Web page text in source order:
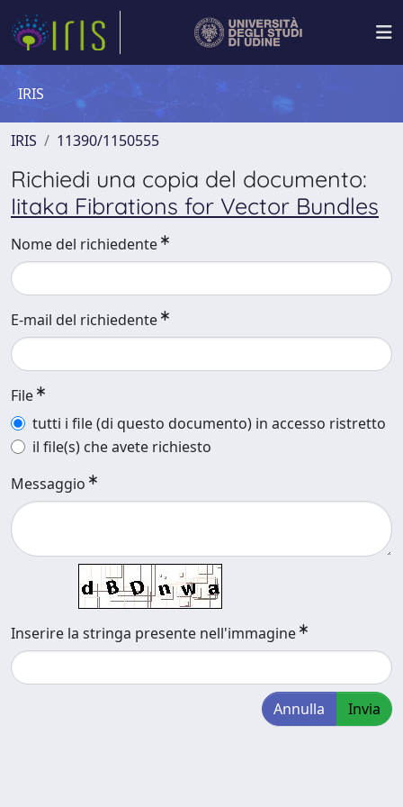
IRIS
IRIS 11390/1150555
Richiedi una copia del documento:
Iitaka Fibrations for Vector Bundles
Nome del richiedente
E-mail del richiedente
File
tutti i file (di questo documento) in accesso ristretto
il file(s) che avete richiesto
Messaggio
Inserire la stringa presente nell'immagine
Annulla Invia